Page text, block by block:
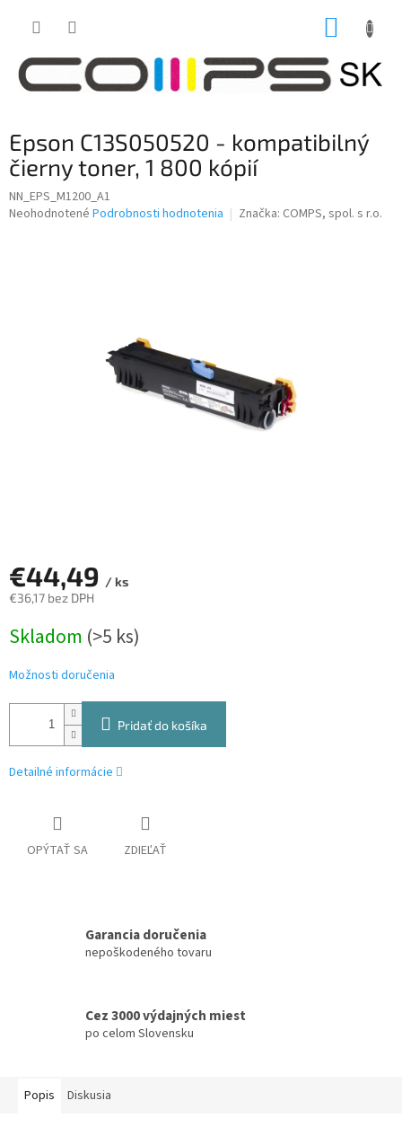
Epson C13S050520 - kompatibilný
čierny toner, 1 800 kópií
NN_EPS_M1200_A1
Priemerné
Neohodnotené Podrobnosti hodnotenia Značka: COMPS, spol. s r.o.
€44,49 / ks
€36,17 bez DPH
cena:
Skladom (>5 ks)
Možnosti doručenia
Pridať do košíka
Detailné informácie
OPÝTAŤ SA ZDIEĽAŤ
Garancia doručenia
nepoškodeného tovaru
Cez 3000 výdajných miest
po celom Slovensku
Popis Diskusia